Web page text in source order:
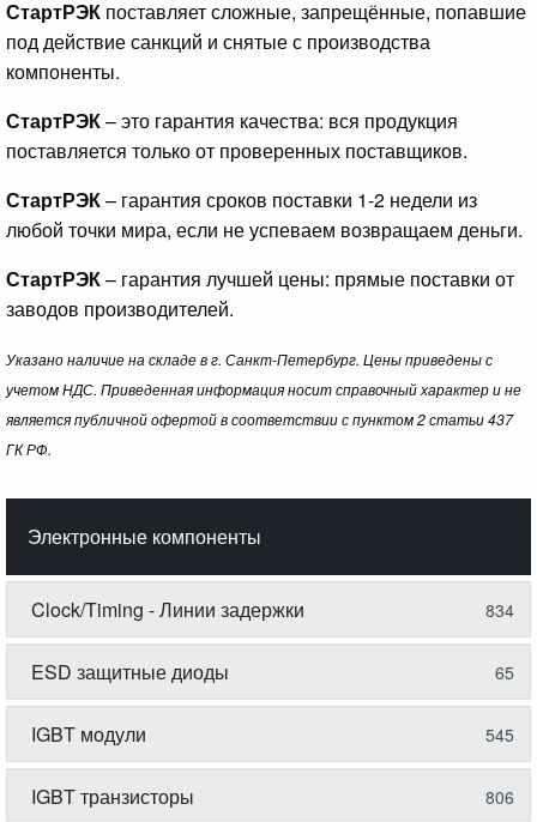
СтартРЭК поставляет сложные, запрещённые, попавшие
под действие санкций и снятые с производства
компоненты.
СтартРЭК– это гарантия качества: вся продукция
поставляется только от проверенных поставщиков.
СтартРЭК– гарантия сроков поставки 1-2 недели из
любой точки мира, если не успеваем возвращаем деньги.
СтартРЭК– гарантия лучшей цены: прямые поставки от
заводов производителей.
Указано наличие на складе в г. Санкт-Петербург. Цены приведены с
учетом НДС. Приведенная информация носит справочный характер и не
является публичной офертой в соответствии с пунктом 2 статьи 437
ГК РФ.
Электронные компоненты
Clock/Timing - Линии задержки 834
ESD защитные диоды 65
IGBT модули 545
IGBT транзисторы 806